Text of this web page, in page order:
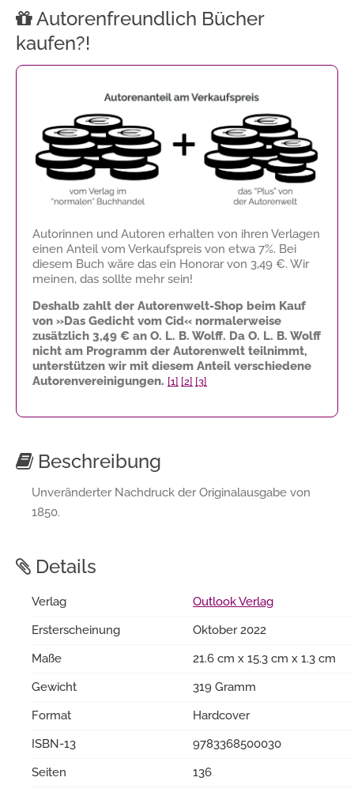
Autorenfreundlich Bücher
kaufen?!
Autorinnen und Autoren erhalten von ihren Verlagen
einen Anteil vom Verkaufspreis von etwa 7%. Bei
diesem Buch wäre das ein Honorar von 3,49 €. Wir
meinen, das sollte mehr sein!
Deshalb zahlt der Autorenwelt-Shop beim Kauf
von »Das Gedicht vom Cid« normalerweise
zusätzlich 3,49 € an O. L. B. Wolff. Da O. L. B. Wolff
nicht am Programm der Autorenwelt teilnimmt,
unterstützen wir mit diesem Anteil verschiedene
Autorenvereinigungen. [1] [2] [3]
Beschreibung
Unveränderter Nachdruck der Originalausgabe von
1850.
Details
Verlag
Outlook Verlag
Ersterscheinung
Oktober 2022
Maße
21.6 cm x 15.3 cm x 1.3 cm
Gewicht
319 Gramm
Format
Hardcover
ISBN-13
9783368500030
Seiten
136